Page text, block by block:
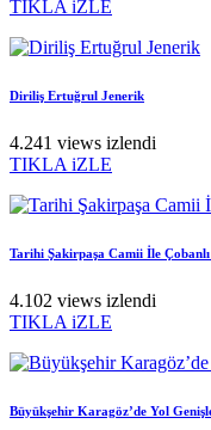
TIKLA iZLE
Diriliş Ertuğrul Jenerik
4.241 views izlendi
TIKLA iZLE
Tarihi Şakirpaşa Camii İle Çobanlı
4.102 views izlendi
TIKLA iZLE
Büyükşehir Karagöz’de Yol